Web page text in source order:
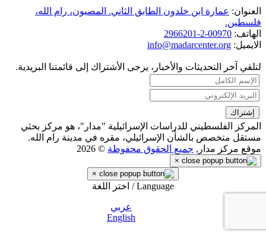
العنوان: عمارة ابن خلدون الطابق الثاني. المصيون، رام الله،
فلسطين.
الهاتف: 00970-2-2966201
الايميل: info@madarcenter.org
لتلقي آخر التحديثات والأخبار، يرجى الأشتراك إلى قائمتنا البريدية.
المركز الفلسطيني للدراسات الإسرائيلية "مدار"، هو مركز بحثي
مستقل متخصص بالشأن الإسرائيلي، مقره في مدينة رام الله.
موقع مركز مدار, جميع الحقوق محفوظة © 2026
×
×
Language / اختر اللغة
عربي
English